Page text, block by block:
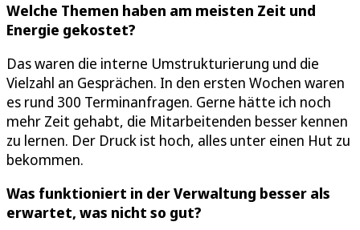
Welche Themen haben am meisten Zeit und
Energie gekostet?
Das waren die interne Umstrukturierung und die
Vielzahl an Gesprächen. In den ersten Wochen waren
es rund 300 Terminanfragen. Gerne hätte ich noch
mehr Zeit gehabt, die Mitarbeitenden besser kennen
zu lernen. Der Druck ist hoch, alles unter einen Hut zu
bekommen.
Was funktioniert in der Verwaltung besser als
erwartet, was nicht so gut?